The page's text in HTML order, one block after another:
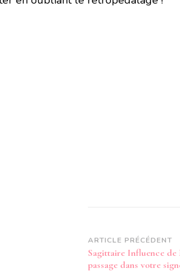
Navigation
d’article
ARTICLE PRÉCÉDENT
Sagittaire Influence
passage dans votre